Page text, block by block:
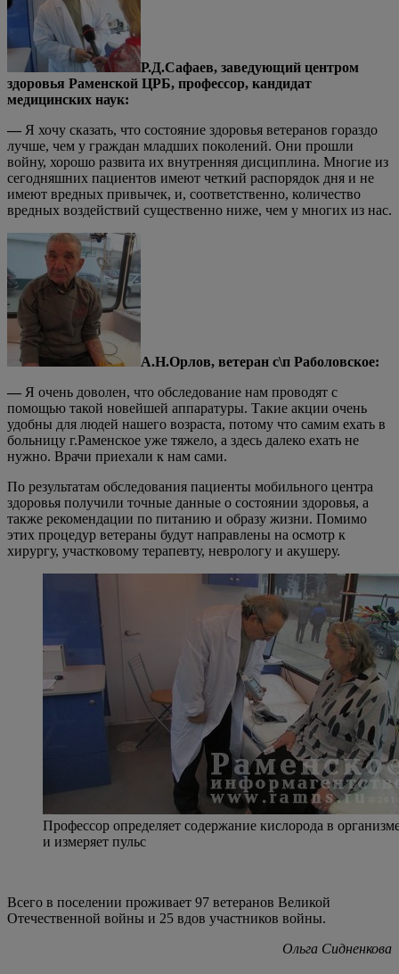
Р.Д.Сафаев, заведующий центром
здоровья Раменской ЦРБ, профессор, кандидат
медицинских наук:
— Я хочу сказать, что состояние здоровья ветеранов гораздо
лучше, чем у граждан младших поколений. Они прошли
войну, хорошо развита их внутренняя дисциплина. Многие из
сегодняшних пациентов имеют четкий распорядок дня и не
имеют вредных привычек, и, соответственно, количество
вредных воздействий существенно ниже, чем у многих из нас.
А.Н.Орлов, ветеран с\п Раболовское:
— Я очень доволен, что обследование нам проводят с
помощью такой новейшей аппаратуры. Такие акции очень
удобны для людей нашего возраста, потому что самим ехать в
больницу г.Раменское уже тяжело, а здесь далеко ехать не
нужно. Врачи приехали к нам сами.
По результатам обследования пациенты мобильного центра
здоровья получили точные данные о состоянии здоровья, а
также рекомендации по питанию и образу жизни. Помимо
этих процедур ветераны будут направлены на осмотр к
хирургу, участковому терапевту, неврологу и акушеру.
Профессор определяет содержание кислорода в
и измеряет пульс
Всего в поселении проживает 97 ветеранов Великой
Отечественной войны и 25 вдов участников войны.
Ольга Сидненкова